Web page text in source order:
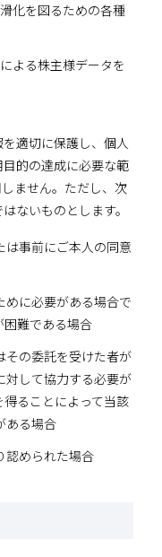
化を図るための各種
よる株主様データを
適切に保護し、個人
的の達成に必要な範
ません。ただし、次
ないものとします。
は事前にご本人の同意
めに必要がある場合で
困難である場合
その委託を受けた者が
対して協力する必要が
ることによって当該
ある場合
認められた場合